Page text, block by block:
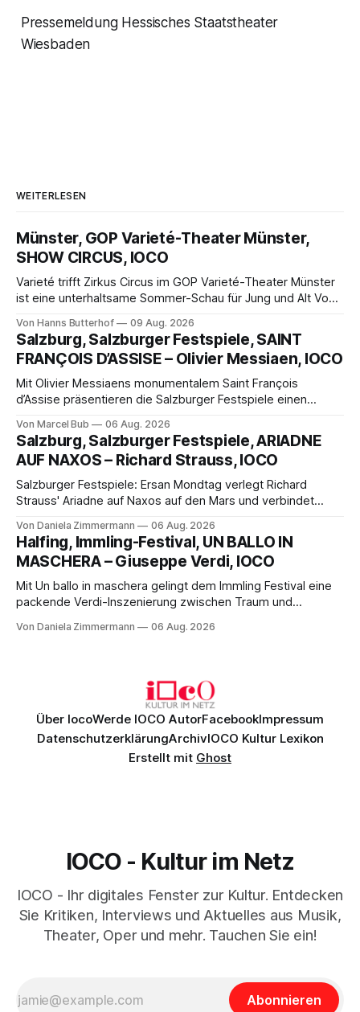
Pressemeldung Hessisches Staatstheater
Wiesbaden
WEITERLESEN
Münster, GOP Varieté-Theater Münster,
SHOW CIRCUS, IOCO
Varieté trifft Zirkus Circus im GOP Varieté-Theater Münster
ist eine unterhaltsame Sommer-Schau für Jung und Alt Von
Münster der Vorhang zur neuen Show Circus hebt, erkundet
wohl auch eine junge Frau, wie es ist, wenn der Zirkus ins
Varieté kommt.
Von Hanns Butterhof 09 Aug. 2026
Salzburg, Salzburger Festspiele, SAINT
FRANÇOIS D’ASSISE – Olivier Messiaen, IOCO
Mit Olivier Messiaens monumentalem Saint François
d’Assise präsentieren die Salzburger Festspiele einen
eine bildgewaltige Inszenierung, Maxime Pascal entfaltet
die komplexe Partitur eindrucksvoll, Philippe Sly berührt als
Franziskus.
Von Marcel Bub 06 Aug. 2026
Salzburg, Salzburger Festspiele, ARIADNE
AUF NAXOS – Richard Strauss, IOCO
Salzburger Festspiele: Ersan Mondtag verlegt Richard
Strauss' Ariadne auf Naxos auf den Mars und verbindet
Aufführung mit starken Solisten und den Wiener
Philharmonikern, szenisch bleibt der zweite Akt jedoch
hinter den Erwartungen zurück.
Von Daniela Zimmermann 06 Aug. 2026
Halfing, Immling-Festival, UN BALLO IN
MASCHERA – Giuseppe Verdi, IOCO
Mit Un ballo in maschera gelingt dem Immling Festival eine
packende Verdi-Inszenierung zwischen Traum und
psychologische Tiefe mit starken Bildern, getragen von
Von Daniela Zimmermann 06 Aug. 2026
Über IocoWerde IOCO AutorFacebookImpressum
DatenschutzerklärungArchivIOCO Kultur Lexikon
Erstellt mit Ghost
IOCO - Kultur im Netz
IOCO - Ihr digitales Fenster zur Kultur. Entdecken
Sie Kritiken, Interviews und Aktuelles aus Musik,
Theater, Oper und mehr. Tauchen Sie ein!
Abonnieren